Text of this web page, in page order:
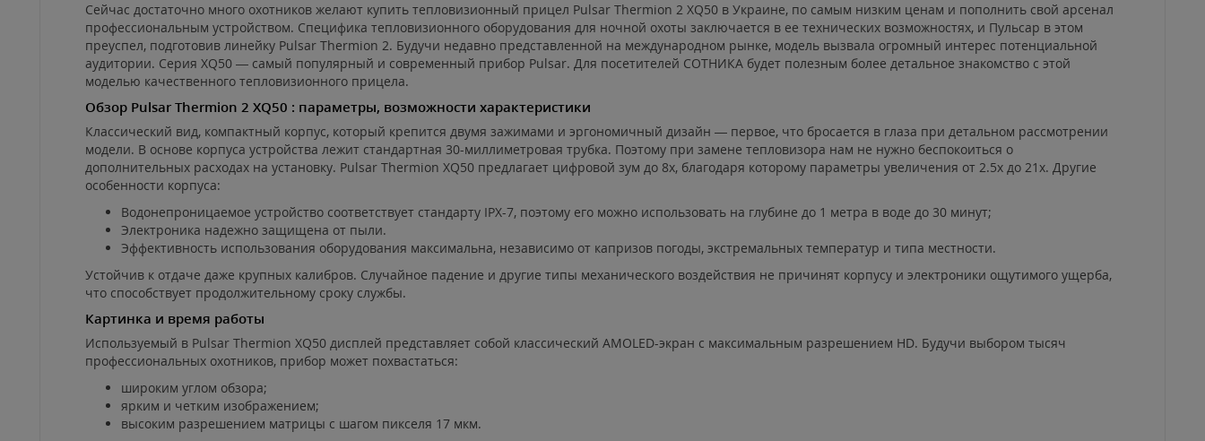
Сейчас достаточно много охотников желают купить тепловизионный прицел Pulsar Thermion 2 XQ50 в Украине, по самым низким ценам и пополнить свой арсенал
профессиональным устройством. Специфика тепловизионного оборудования для ночной охоты заключается в ее технических возможностях, и Пульсар в этом
преуспел, подготовив линейку Pulsar Thermion 2. Будучи недавно представленной на международном рынке, модель вызвала огромный интерес потенциальной
аудитории. Серия XQ50 — самый популярный и современный прибор Pulsar. Для посетителей СОТНИКА будет полезным более детальное знакомство с этой
моделью качественного тепловизионного прицела.
Обзор Pulsar Thermion 2 XQ50 : параметры, возможности характеристики
Классический вид, компактный корпус, который крепится двумя зажимами и эргономичный дизайн — первое, что бросается в глаза при детальном рассмотрении
модели. В основе корпуса устройства лежит стандартная 30-миллиметровая трубка. Поэтому при замене тепловизора нам не нужно беспокоиться о
дополнительных расходах на установку. Pulsar Thermion XQ50 предлагает цифровой зум до 8x, благодаря которому параметры увеличения от 2.5x до 21x. Другие
особенности корпуса:
Водонепроницаемое устройство соответствует стандарту IPX-7, поэтому его можно использовать на глубине до 1 метра в воде до 30 минут;
Электроника надежно защищена от пыли.
Эффективность использования оборудования максимальна, независимо от капризов погоды, экстремальных температур и типа местности.
Устойчив к отдаче даже крупных калибров. Случайное падение и другие типы механического воздействия не причинят корпусу и электроники ощутимого ущерба,
что способствует продолжительному сроку службы.
Картинка и время работы
Используемый в Pulsar Thermion XQ50 дисплей представляет собой классический AMOLED-экран с максимальным разрешением HD. Будучи выбором тысяч
профессиональных охотников, прибор может похвастаться:
широким углом обзора;
ярким и четким изображением;
высоким разрешением матрицы с шагом пикселя 17 мкм.